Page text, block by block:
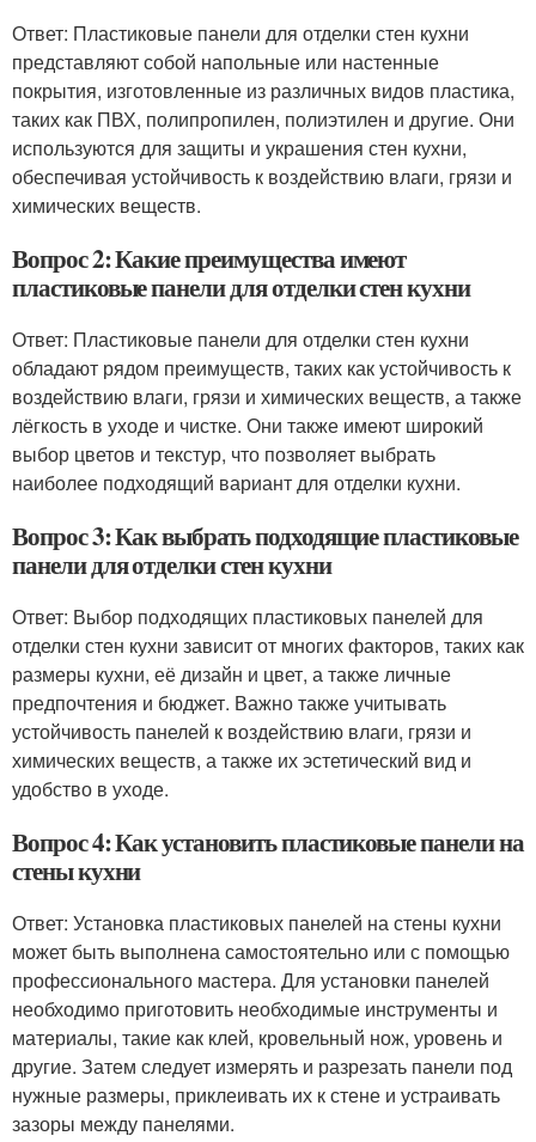
Ответ: Пластиковые панели для отделки стен кухни
представляют собой напольные или настенные
покрытия, изготовленные из различных видов пластика,
таких как ПВХ, полипропилен, полиэтилен и другие. Они
используются для защиты и украшения стен кухни,
обеспечивая устойчивость к воздействию влаги, грязи и
химических веществ.
Вопрос 2: Какие преимущества имеют
пластиковые панели для отделки стен кухни
Ответ: Пластиковые панели для отделки стен кухни
обладают рядом преимуществ, таких как устойчивость к
воздействию влаги, грязи и химических веществ, а также
лёгкость в уходе и чистке. Они также имеют широкий
выбор цветов и текстур, что позволяет выбрать
наиболее подходящий вариант для отделки кухни.
Вопрос 3: Как выбрать подходящие пластиковые
панели для отделки стен кухни
Ответ: Выбор подходящих пластиковых панелей для
отделки стен кухни зависит от многих факторов, таких как
размеры кухни, её дизайн и цвет, а также личные
предпочтения и бюджет. Важно также учитывать
устойчивость панелей к воздействию влаги, грязи и
химических веществ, а также их эстетический вид и
удобство в уходе.
Вопрос 4: Как установить пластиковые панели на
стены кухни
Ответ: Установка пластиковых панелей на стены кухни
может быть выполнена самостоятельно или с помощью
профессионального мастера. Для установки панелей
необходимо приготовить необходимые инструменты и
материалы, такие как клей, кровельный нож, уровень и
другие. Затем следует измерять и разрезать панели под
нужные размеры, приклеивать их к стене и устраивать
зазоры между панелями.